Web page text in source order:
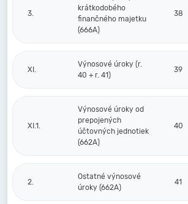
3.
krátkodobého
finančného majetku
(666A)
38
XI.
Výnosové úroky (r.
40 + r. 41)
39
XI.1.
Výnosové úroky od
prepojených
účtovných jednotiek
(662A)
40
2.
Ostatné výnosové
úroky (662A)
41